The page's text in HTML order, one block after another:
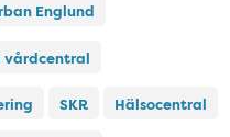
Englund
vårdcentral
SKR Hälsocentral